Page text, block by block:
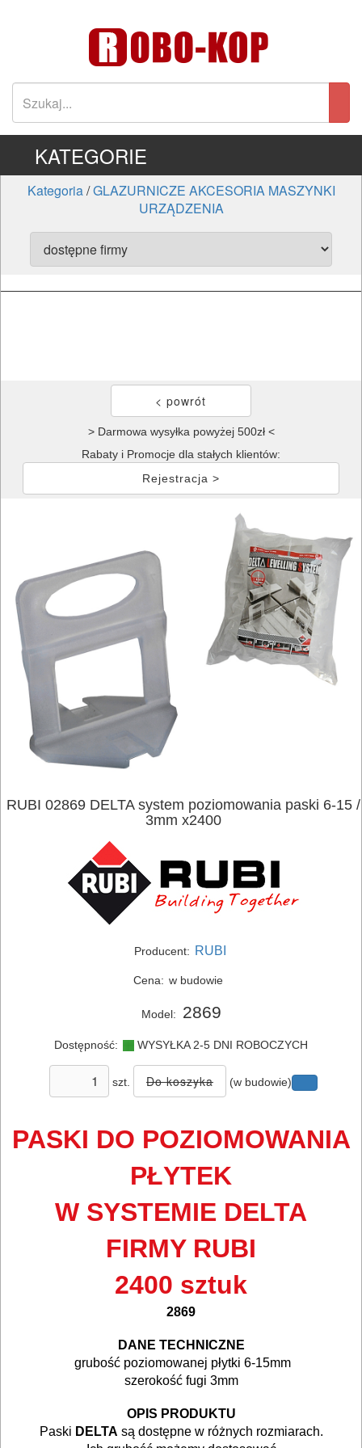
ELEKTRONARZĘDZIA
SIECIOWE
ELEKTRONARZĘDZIA
AKUMULATOROWE
AKCESORIA
ELEKTRONARZĘDZI
MAGAZYNOWANIE
TRANSPORTOWANIE
POMIAROWE
NARZĘDZIA
BUDOWLANE
GLAZURNICZE
URZĄDZENIA
KATEGORIE
Kategoria/GLAZURNICZE AKCESORIA MASZYNKI
URZĄDZENIA
> Darmowa wysyłka powyżej 500zł <
Rabaty i Promocje dla stałych klientów:
Rejestracja >
RUBI 02869 DELTA system poziomowania paski 6-15 /
3mm x2400
Producent: RUBI
Cena: w budowie
Model: 2869
Dostępność: WYSYŁKA 2-5 DNI ROBOCZYCH
szt. (w budowie)
PASKI DO POZIOMOWANIA
PŁYTEK
W SYSTEMIE DELTA
FIRMY RUBI
2400 sztuk
2869
DANE TECHNICZNE
grubość poziomowanej płytki 6-15mm
szerokość fugi 3mm
OPIS PRODUKTU
Paski DELTA są dostępne w różnych rozmiarach.